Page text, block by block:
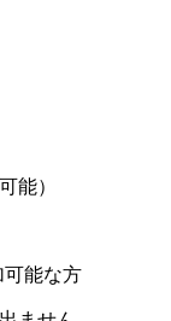
能）
可能な方